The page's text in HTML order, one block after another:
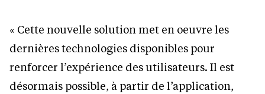
« Cette nouvelle solution met en oeuvre les
dernières technologies disponibles pour
renforcer l’expérience des utilisateurs. Il est
désormais possible, à partir de l’application,